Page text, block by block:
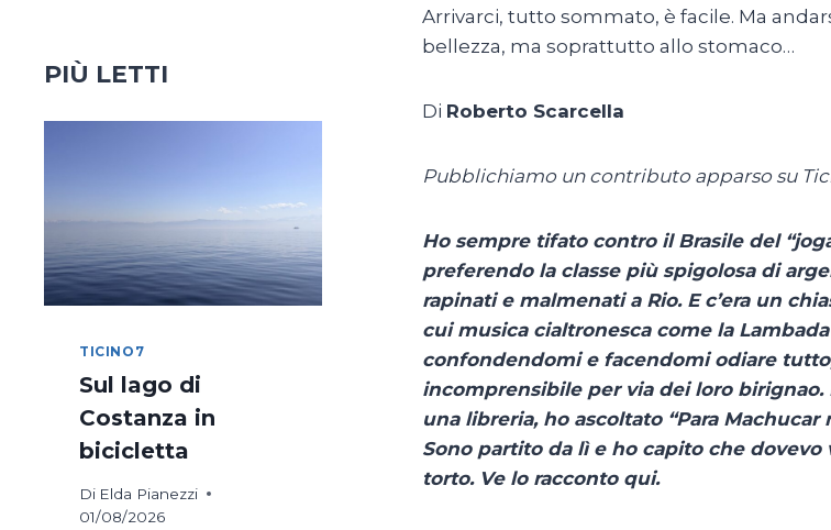
Arrivarci, tutto sommato, è facile. Ma
bellezza, ma soprattutto allo stomaco…
Di Roberto Scarcella
Pubblichiamo un contributo apparso su
Ho sempre tifato contro il Brasile del
preferendo la classe più spigolosa di
rapinati e malmenati a Rio. E c’era un
cui musica cialtronesca come la
confondendomi e facendomi odiare
incomprensibile per via dei loro birignao.
una libreria, ho ascoltato “Para
Sono partito da lì e ho capito che dovevo
torto. Ve lo racconto qui.
PIÙ LETTI
TICINO7
Sul lago di
Costanza in
bicicletta
Di Elda Pianezzi
01/08/2026